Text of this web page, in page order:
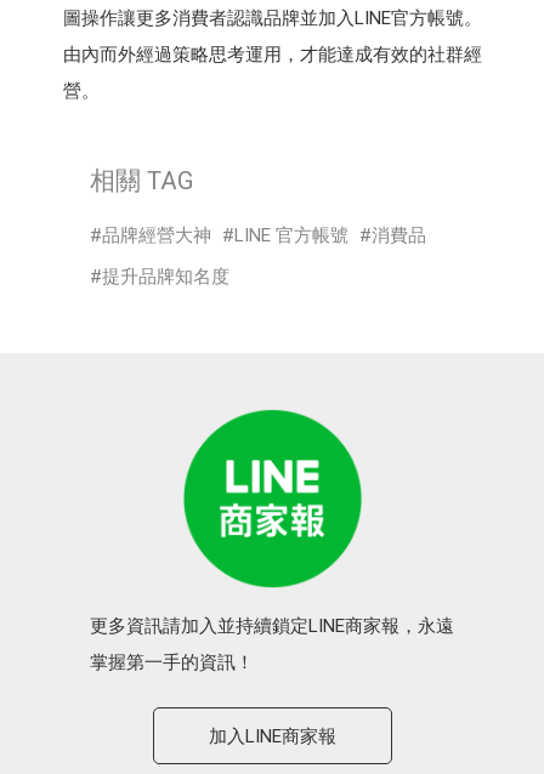
圖操作讓更多消費者認識品牌並加入LINE官方帳號。
由內而外經過策略思考運用，才能達成有效的社群經
營。
相關 TAG
品牌經營大神 LINE 官方帳號
消費品
提升品牌知名度
更多資訊請加入並持續鎖定LINE商家報，永遠
掌握第一手的資訊！
加入LINE商家報